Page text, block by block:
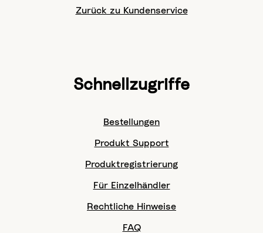
Zurück zu Kundenservice
Schnellzugriffe
Bestellungen
Produkt Support
Produktregistrierung
Für Einzelhändler
Rechtliche Hinweise
FAQ